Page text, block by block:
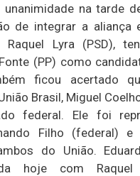
unanimidade na tarde
de integrar a aliança
Raquel Lyra (PSD),
(PP) como
ficou acertado
Brasil, Miguel
federal. Ele foi
Filho (federal) e
do União.
hoje com